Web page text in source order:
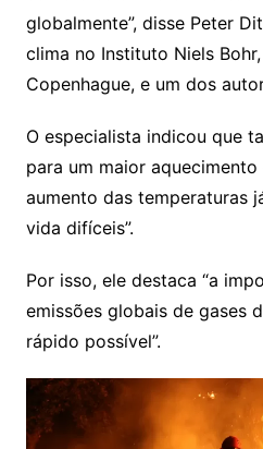
globalmente”, disse Peter
clima no Instituto Niels
Copenhague, e um dos
O especialista indicou que
para um maior
aumento das temperaturas
vida difíceis”.
Por isso, ele destaca “a
emissões globais de gases
rápido possível”.